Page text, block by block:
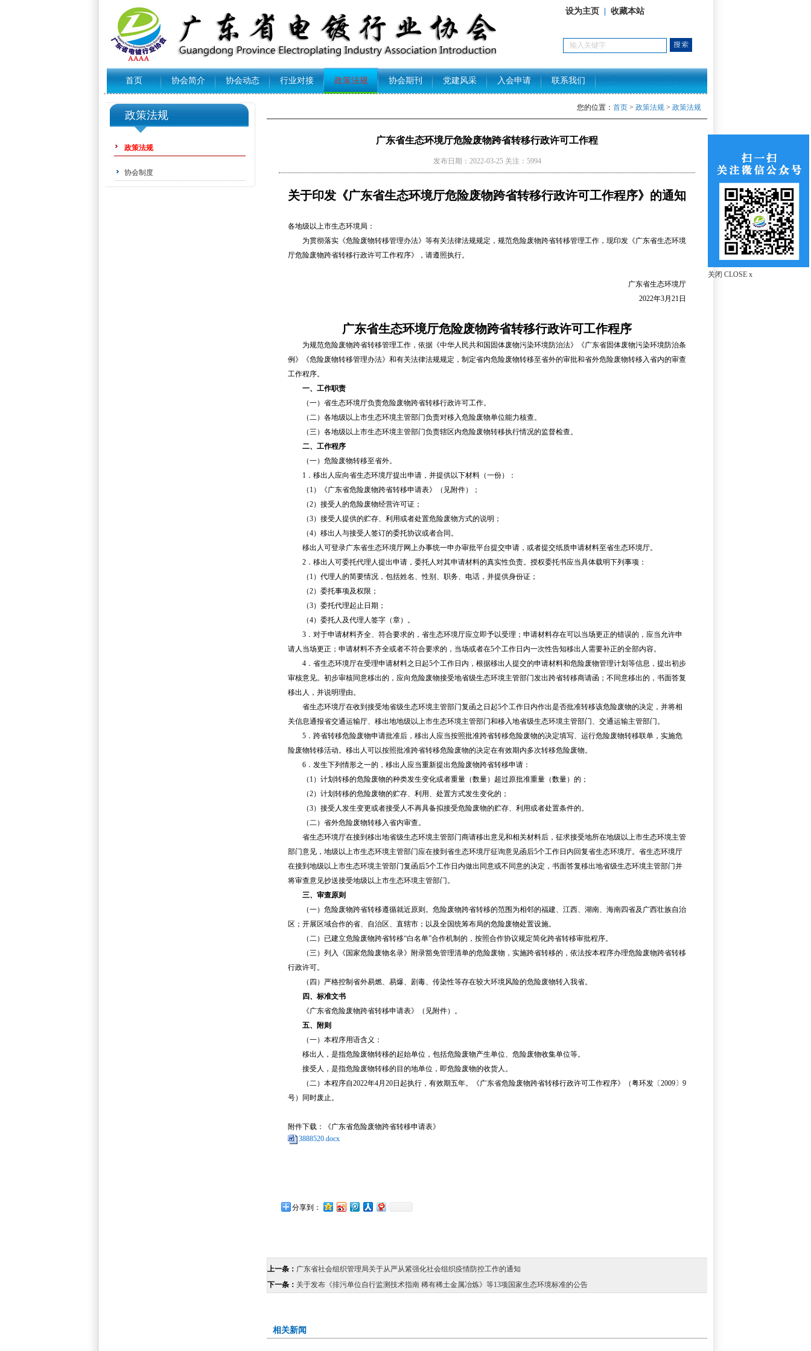
设为主页 收藏本站
首页 协会简介 协会动态 行业对接 政策法规 协会期刊 党建风采 入会申请 联系我们
政策法规
政策法规
协会制度
您的位置： 首页 > 政策法规 > 政策法规
广东省生态环境厅危险废物跨省转移行政许可工作程
发布日期：2022-03-25 关注：5994
关于印发《广东省生态环境厅危险废物跨省转移行政许可工作程序》的通知
各地级以上市生态环境局：
为贯彻落实《危险废物转移管理办法》等有关法律法规规定，规范危险废物跨省转移管理工作，现印发《广东省生态环境
厅危险废物跨省转移行政许可工作程序》，请遵照执行。
广东省生态环境厅
2022年3月21日
广东省生态环境厅危险废物跨省转移行政许可工作程序
为规范危险废物跨省转移管理工作，依据《中华人民共和国固体废物污染环境防治法》《广东省固体废物污染环境防治条
例》《危险废物转移管理办法》和有关法律法规规定，制定省内危险废物转移至省外的审批和省外危险废物转移入省内的审查
工作程序。
一、工作职责
（一）省生态环境厅负责危险废物跨省转移行政许可工作。
（二）各地级以上市生态环境主管部门负责对移入危险废物单位能力核查。
（三）各地级以上市生态环境主管部门负责辖区内危险废物转移执行情况的监督检查。
二、工作程序
（一）危险废物转移至省外。
1．移出人应向省生态环境厅提出申请，并提供以下材料（一份）：
（1）《广东省危险废物跨省转移申请表》（见附件）；
（2）接受人的危险废物经营许可证；
（3）接受人提供的贮存、利用或者处置危险废物方式的说明；
（4）移出人与接受人签订的委托协议或者合同。
移出人可登录广东省生态环境厅网上办事统一申办审批平台提交申请，或者提交纸质申请材料至省生态环境厅。
2．移出人可委托代理人提出申请，委托人对其申请材料的真实性负责。授权委托书应当具体载明下列事项：
（1）代理人的简要情况，包括姓名、性别、职务、电话，并提供身份证；
（2）委托事项及权限；
（3）委托代理起止日期；
（4）委托人及代理人签字（章）。
3．对于申请材料齐全、符合要求的，省生态环境厅应立即予以受理；申请材料存在可以当场更正的错误的，应当允许申
请人当场更正；申请材料不齐全或者不符合要求的，当场或者在5个工作日内一次性告知移出人需要补正的全部内容。
4．省生态环境厅在受理申请材料之日起5个工作日内，根据移出人提交的申请材料和危险废物管理计划等信息，提出初步
审核意见。初步审核同意移出的，应向危险废物接受地省级生态环境主管部门发出跨省转移商请函；不同意移出的，书面答复
移出人，并说明理由。
省生态环境厅在收到接受地省级生态环境主管部门复函之日起5个工作日内作出是否批准转移该危险废物的决定，并将相
关信息通报省交通运输厅、移出地地级以上市生态环境主管部门和移入地省级生态环境主管部门、交通运输主管部门。
5．跨省转移危险废物申请批准后，移出人应当按照批准跨省转移危险废物的决定填写、运行危险废物转移联单，实施危
险废物转移活动。移出人可以按照批准跨省转移危险废物的决定在有效期内多次转移危险废物。
6．发生下列情形之一的，移出人应当重新提出危险废物跨省转移申请：
（1）计划转移的危险废物的种类发生变化或者重量（数量）超过原批准重量（数量）的；
（2）计划转移的危险废物的贮存、利用、处置方式发生变化的；
（3）接受人发生变更或者接受人不再具备拟接受危险废物的贮存、利用或者处置条件的。
（二）省外危险废物转移入省内审查。
省生态环境厅在接到移出地省级生态环境主管部门商请移出意见和相关材料后，征求接受地所在地级以上市生态环境主管
部门意见，地级以上市生态环境主管部门应在接到省生态环境厅征询意见函后5个工作日内回复省生态环境厅。省生态环境厅
在接到地级以上市生态环境主管部门复函后5个工作日内做出同意或不同意的决定，书面答复移出地省级生态环境主管部门并
将审查意见抄送接受地级以上市生态环境主管部门。
三、审查原则
（一）危险废物跨省转移遵循就近原则。危险废物跨省转移的范围为相邻的福建、江西、湖南、海南四省及广西壮族自治
区；开展区域合作的省、自治区、直辖市；以及全国统筹布局的危险废物处置设施。
（二）已建立危险废物跨省转移“白名单”合作机制的，按照合作协议规定简化跨省转移审批程序。
（三）列入《国家危险废物名录》附录豁免管理清单的危险废物，实施跨省转移的，依法按本程序办理危险废物跨省转移
行政许可。
（四）严格控制省外易燃、易爆、剧毒、传染性等存在较大环境风险的危险废物转入我省。
四、标准文书
《广东省危险废物跨省转移申请表》（见附件）。
五、附则
（一）本程序用语含义：
移出人，是指危险废物转移的起始单位，包括危险废物产生单位、危险废物收集单位等。
接受人，是指危险废物转移的目的地单位，即危险废物的收货人。
（二）本程序自2022年4月20日起执行，有效期五年。《广东省危险废物跨省转移行政许可工作程序》（粤环发〔2009〕9
号）同时废止。
附件下载：
《广东省危险废物跨省转移申请表》
3888520.docx
分享到：
上一条： 广东省社会组织管理局关于从严从紧强化社会组织疫情防控工作的通知
下一条： 关于发布《排污单位自行监测技术指南 稀有稀土金属冶炼》等13项国家生态环境标准的公告
相关新闻
关闭 CLOSE x